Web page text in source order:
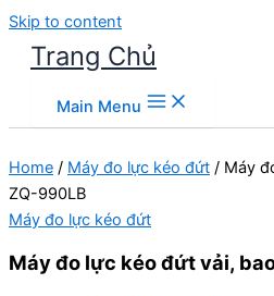
Skip to content
Trang Chủ
Main Menu
Home / Máy đo lực kéo đứt / Máy
ZQ-990LB
Máy đo lực kéo đứt
Máy đo lực kéo đứt vải,